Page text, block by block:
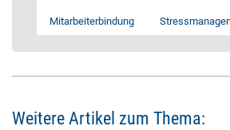
Mitarbeiterbindung
Weitere Artikel zum Thema: